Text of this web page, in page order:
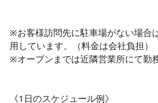
成長できる環境づくりを目指してい
◎スキルアップ可能な研修充実！
リです♪
※お客様訪問先に駐車場がない場合
用しています。（料金は会社負担）
※オープンまでは近隣営業所にて勤
《1日のスケジュール例》